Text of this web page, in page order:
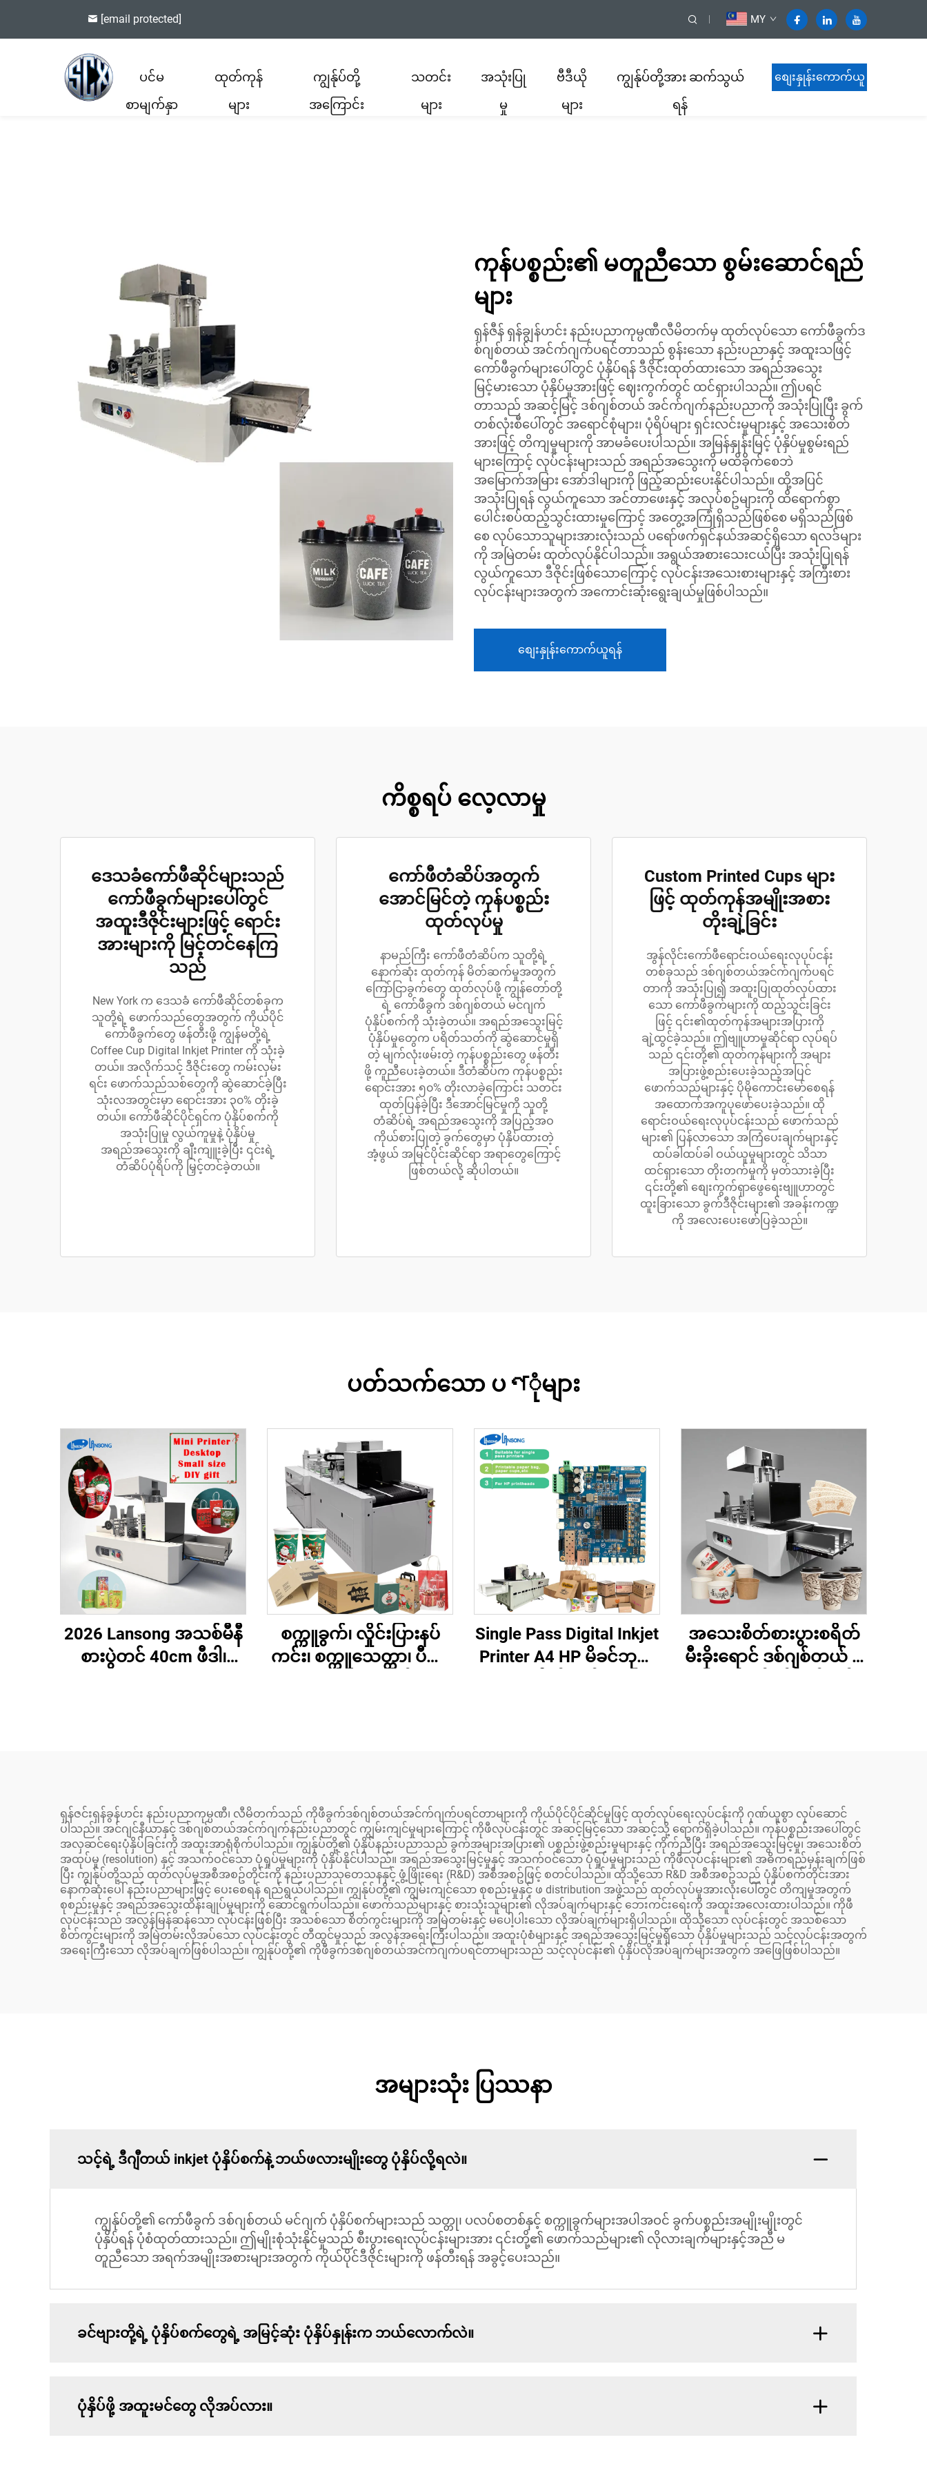
[email protected] MY
ပင်မ
စာမျက်နှာ
ထုတ်ကုန်
များ
ကျွန်ုပ်တို့
အကြောင်း
သတင်း
များ
အသုံးပြု
မှု
ဗီဒီယို
များ
ကျွန်ုပ်တို့အား ဆက်သွယ်
ရန်
စျေးနှုန်းကောက်ယူ
ကုန်ပစ္စည်း၏ မတူညီသော စွမ်းဆောင်ရည်
များ
ရှန်ဇီန် ရှန်ချွန်ဟင်း နည်းပညာကုမ္ပဏီလီမိတက်မှ ထုတ်လုပ်သော ကော်ဖီခွက်ဒ
စ်ဂျစ်တယ် အင်က်ဂျက်ပရင်တာသည် စွန်းသော နည်းပညာနှင့် အထူးသဖြင့်
ကော်ဖီခွက်များပေါ်တွင် ပုံနှိပ်ရန် ဒီဇိုင်းထုတ်ထားသော အရည်အသွေး
မြင့်မားသော ပုံနှိပ်မှုအားဖြင့် ဈေးကွက်တွင် ထင်ရှားပါသည်။ ဤပရင်
တာသည် အဆင့်မြင့် ဒစ်ဂျစ်တယ် အင်က်ဂျက်နည်းပညာကို အသုံးပြုပြီး ခွက်
တစ်လုံးစီပေါ်တွင် အရောင်စုံများ၊ ပုံရိပ်များ ရှင်းလင်းမှုများနှင့် အသေးစိတ်
အားဖြင့် တိကျမှုများကို အာမခံပေးပါသည်။ အမြန်နှုန်းမြင့် ပုံနှိပ်မှုစွမ်းရည်
များကြောင့် လုပ်ငန်းများသည် အရည်အသွေးကို မထိခိုက်စေဘဲ
အမြောက်အမြား အော်ဒါများကို ဖြည့်ဆည်းပေးနိုင်ပါသည်။ ထို့အပြင်
အသုံးပြုရန် လွယ်ကူသော အင်တာဖေးနှင့် အလုပ်စဥ်များကို ထိရောက်စွာ
ပေါင်းစပ်ထည့်သွင်းထားမှုကြောင့် အတွေ့အကြုံရှိသည်ဖြစ်စေ မရှိသည်ဖြစ်
စေ လုပ်သောသူများအားလုံးသည် ပရော်ဖက်ရှင်နယ်အဆင့်ရှိသော ရလဒ်များ
ကို အမြဲတမ်း ထုတ်လုပ်နိုင်ပါသည်။ အရွယ်အစားသေးငယ်ပြီး အသုံးပြုရန်
လွယ်ကူသော ဒီဇိုင်းဖြစ်သောကြောင့် လုပ်ငန်းအသေးစားများနှင့် အကြီးစား
လုပ်ငန်းများအတွက် အကောင်းဆုံးရွေးချယ်မှုဖြစ်ပါသည်။
စျေးနှုန်းကောက်ယူရန်
ကိစ္စရပ် လေ့လာမှု
ဒေသခံကော်ဖီဆိုင်များသည်
ကော်ဖီခွက်များပေါ်တွင်
အထူးဒီဇိုင်းများဖြင့် ရောင်း
အားများကို မြင့်တင်နေကြ
သည်
New York က ဒေသခံ ကော်ဖီဆိုင်တစ်ခုက
သူတို့ရဲ့ ဖောက်သည်တွေအတွက် ကိုယ်ပိုင်
ကော်ဖီခွက်တွေ ဖန်တီးဖို့ ကျွန်မတို့ရဲ့
Coffee Cup Digital Inkjet Printer ကို သုံးခဲ့
တယ်။ အလိုက်သင့် ဒီဇိုင်းတွေ ကမ်းလှမ်း
ရင်း ဖောက်သည်သစ်တွေကို ဆွဲဆောင်ခဲ့ပြီး
သုံးလအတွင်းမှာ ရောင်းအား ၃၀% တိုးခဲ့
တယ်။ ကော်ဖီဆိုင်ပိုင်ရှင်က ပုံနှိပ်စက်ကို
အသုံးပြုမှု လွယ်ကူမှုနဲ့ ပုံနှိပ်မှု
အရည်အသွေးကို ချီးကျူးခဲ့ပြီး ၎င်းရဲ့
တံဆိပ်ပုံရိပ်ကို မြှင့်တင်ခဲ့တယ်။
ကော်ဖီတံဆိပ်အတွက်
အောင်မြင်တဲ့ ကုန်ပစ္စည်း
ထုတ်လုပ်မှု
နာမည်ကြီး ကော်ဖီတံဆိပ်က သူတို့ရဲ့
နောက်ဆုံး ထုတ်ကုန် မိတ်ဆက်မှုအတွက်
ကြော်ငြာခွက်တွေ ထုတ်လုပ်ဖို့ ကျွန်တော်တို့
ရဲ့ ကော်ဖီခွက် ဒစ်ဂျစ်တယ် မင်ဂျက်
ပုံနှိပ်စက်ကို သုံးခဲ့တယ်။ အရည်အသွေးမြင့်
ပုံနှိပ်မှုတွေက ပရိတ်သတ်ကို ဆွဲဆောင်မှုရှိ
တဲ့ မျက်လုံးဖမ်းတဲ့ ကုန်ပစ္စည်းတွေ ဖန်တီး
ဖို့ ကူညီပေးခဲ့တယ်။ ဒီတံဆိပ်က ကုန်ပစ္စည်း
ရောင်းအား ၅၀% တိုးလာခဲ့ကြောင်း သတင်း
ထုတ်ပြန်ခဲ့ပြီး ဒီအောင်မြင်မှုကို သူတို့
တံဆိပ်ရဲ့ အရည်အသွေးကို အပြည့်အဝ
ကိုယ်စားပြုတဲ့ ခွက်တွေမှာ ပုံနှိပ်ထားတဲ့
အံ့ဖွယ် အမြင်ပိုင်းဆိုင်ရာ အရာတွေကြောင့်
ဖြစ်တယ်လို့ ဆိုပါတယ်။
Custom Printed Cups များ
ဖြင့် ထုတ်ကုန်အမျိုးအစား
တိုးချဲ့ခြင်း
အွန်လိုင်းကော်ဖီရောင်းဝယ်ရေးလုပုပ်ငန်း
တစ်ခုသည် ဒစ်ဂျစ်တယ်အင်က်ဂျက်ပရင်
တာကို အသုံးပြု၍ အထူးပြုထုတ်လုပ်ထား
သော ကော်ဖီခွက်များကို ထည့်သွင်းခြင်း
ဖြင့် ၎င်း၏ထုတ်ကုန်အများအပြားကို
ချဲ့ထွင်ခဲ့သည်။ ဤဗျူဟာမှုဆိုင်ရာ လုပ်ရပ်
သည် ၎င်းတို့၏ ထုတ်ကုန်များကို အများ
အပြားဖွဲ့စည်းပေးခဲ့သည့်အပြင်
ဖောက်သည်များနှင့် ပိုမိုကောင်းမော်စေရန်
အထောက်အကူပုဖော်ပေးခဲ့သည်။ ထို
ရောင်းဝယ်ရေးလုပုပ်ငန်းသည် ဖောက်သည်
များ၏ ပြန်လာသော အကြံပေးချက်များနှင့်
ထပ်ခါထပ်ခါ ဝယ်ယူမှုများတွင် သိသာ
ထင်ရှားသော တိုးတက်မှုကို မှတ်သားခဲ့ပြီး
၎င်းတို့၏ စျေးကွက်ရှာဖွေရေးဗျူဟာတွင်
ထူးခြားသော ခွက်ဒီဇိုင်းများ၏ အခန်းကဏ္ဍ
ကို အလေးပေးဖော်ပြခဲ့သည်။
ပတ်သက်သော ပণုံများ
2026 Lansong အသစ်မီနီ
စားပွဲတင် 40cm ဖီဒါ၊
စက္ကူခွက်၊ လှိုင်းပြားနပ်
ကင်း၊ စက္ကူသေတ္တာ၊ ပီဇာ၊
Single Pass Digital Inkjet
Printer A4 HP မိခင်ဘုတ်
အသေးစိတ်စားပွားစရိတ်
မီးခိုးရောင် ဒစ်ဂျစ်တယ် ပ
ရှန်ဇင်းရှန်ခွန်ဟင်း နည်းပညာကုမ္ပဏီ၊ လီမိတက်သည် ကိုဖီခွက်ဒစ်ဂျစ်တယ်အင်က်ဂျက်ပရင်တာများကို ကိုယ်ပိုင်ပိုင်ဆိုင်မှုဖြင့် ထုတ်လုပ်ရေးလုပ်ငန်းကို ဂုဏ်ယူစွာ လုပ်ဆောင်
ပါသည်။ အင်ဂျင်နီယာနှင့် ဒစ်ဂျစ်တယ်အင်က်ဂျက်နည်းပညာတွင် ကျွမ်းကျင်မှုများကြောင့် ကိုဖီလုပ်ငန်းတွင် အဆင့်မြင့်သော အဆင့်သို့ ရောက်ရှိခဲ့ပါသည်။ ကုန်ပစ္စည်းအပေါ်တွင်
အလှဆင်ရေးပုံနှိပ်ခြင်းကို အထူးအာရုံစိုက်ပါသည်။ ကျွန်ုပ်တို့၏ ပုံနှိပ်နည်းပညာသည် ခွက်အများအပြား၏ ပစ္စည်းဖွဲ့စည်းမှုများနှင့် ကိုက်ညီပြီး အရည်အသွေးမြင့်မှု၊ အသေးစိတ်
အထုပ်မှု (resolution) နှင့် အသက်ဝင်သော ပုံရှုပ်မှုများကို ပုံနှိပ်နိုင်ပါသည်။ အရည်အသွေးမြင့်မှုနှင့် အသက်ဝင်သော ပုံရှုပ်မှုများသည် ကိုဖီလုပ်ငန်းများ၏ အဓိကရည်မှန်းချက်ဖြစ်
ပြီး ကျွန်ုပ်တို့သည် ထုတ်လုပ်မှုအစီအစဥ်တိုင်းကို နည်းပညာသုတေသနနှင့် ဖွံ့ဖြိုးရေး (R&D) အစီအစဥ်ဖြင့် စတင်ပါသည်။ ထိုသို့သော R&D အစီအစဥ်သည် ပုံနှိပ်စက်တိုင်းအား
နောက်ဆုံးပေါ် နည်းပညာများဖြင့် ပေးစေရန် ရည်ရွယ်ပါသည်။ ကျွန်ုပ်တို့၏ ကျွမ်းကျင်သော စုစည်းမှုနှင့် ဖ distribution အဖွဲ့သည် ထုတ်လုပ်မှုအားလုံးပေါ်တွင် တိကျမှုအတွက်
စုစည်းမှုနှင့် အရည်အသွေးထိန်းချုပ်မှုများကို ဆောင်ရွက်ပါသည်။ ဖောက်သည်များနှင့် စားသုံးသူများ၏ လိုအပ်ချက်များနှင့် ဘေးကင်းရေးကို အထူးအလေးထားပါသည်။ ကိုဖီ
လုပ်ငန်းသည် အလွန်မြန်ဆန်သော လုပ်ငန်းဖြစ်ပြီး အသစ်သော စိတ်ကွင်းများကို အမြဲတမ်းနှင့် မပေါ့ပါးသော လိုအပ်ချက်များရှိပါသည်။ ထိုသို့သော လုပ်ငန်းတွင် အသစ်သော
စိတ်ကွင်းများကို အမြဲတမ်းလိုအပ်သော လုပ်ငန်းတွင် တီထွင်မှုသည် အလွန်အရေးကြီးပါသည်။ အထူးပုံစံများနှင့် အရည်အသွေးမြင့်မှုရှိသော ပုံနှိပ်မှုများသည် သင့်လုပ်ငန်းအတွက်
အရေးကြီးသော လိုအပ်ချက်ဖြစ်ပါသည်။ ကျွန်ုပ်တို့၏ ကိုဖီခွက်ဒစ်ဂျစ်တယ်အင်က်ဂျက်ပရင်တာများသည် သင့်လုပ်ငန်း၏ ပုံနှိပ်လိုအပ်ချက်များအတွက် အဖြေဖြစ်ပါသည်။
အများသုံး ပြဿနာ
သင့်ရဲ့ ဒီဂျီတယ် inkjet ပုံနှိပ်စက်နဲ့ ဘယ်ဖလားမျိုးတွေ ပုံနှိပ်လို့ရလဲ။
ကျွန်ုပ်တို့၏ ကော်ဖီခွက် ဒစ်ဂျစ်တယ် မင်ဂျက် ပုံနှိပ်စက်များသည် သတ္တု၊ ပလပ်စတစ်နှင့် စက္ကူခွက်များအပါအဝင် ခွက်ပစ္စည်းအမျိုးမျိုးတွင်
ပုံနှိပ်ရန် ပုံစံထုတ်ထားသည်။ ဤမျိုးစုံသုံးနိုင်မှုသည် စီးပွားရေးလုပ်ငန်းများအား ၎င်းတို့၏ ဖောက်သည်များ၏ လိုလားချက်များနှင့်အညီ မ
တူညီသော အရက်အမျိုးအစားများအတွက် ကိုယ်ပိုင်ဒီဇိုင်းများကို ဖန်တီးရန် အခွင့်ပေးသည်။
ခင်ဗျားတို့ရဲ့ ပုံနှိပ်စက်တွေရဲ့ အမြင့်ဆုံး ပုံနှိပ်နှုန်းက ဘယ်လောက်လဲ။
ပုံနှိပ်ဖို့ အထူးမင်တွေ လိုအပ်လား။